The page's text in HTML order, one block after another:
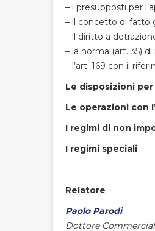
– i presupposti per
– il concetto di fatto
– il diritto a
– la norma (art. 35)
– l’art. 169 con il
Le disposizioni
Le operazioni con
I regimi di non
I regimi speciali
Relatore
Paolo Parodi
Dottore